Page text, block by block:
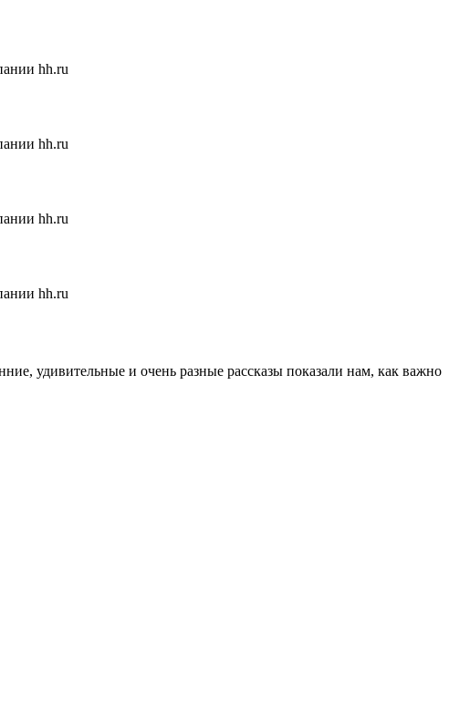
удивительные и очень разные рассказы показали нам, как важно